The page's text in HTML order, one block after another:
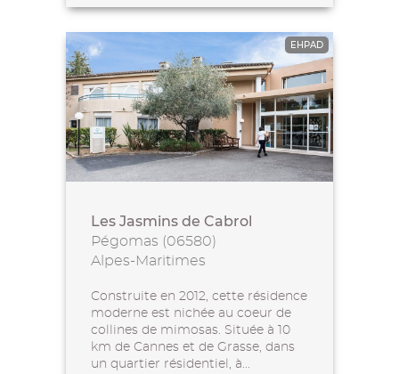
EHPAD
Les Jasmins de Cabrol
Pégomas (06580)
Alpes-Maritimes
Construite en 2012, cette résidence
moderne est nichée au coeur de
collines de mimosas. Située à 10
km de Cannes et de Grasse, dans
un quartier résidentiel, à...